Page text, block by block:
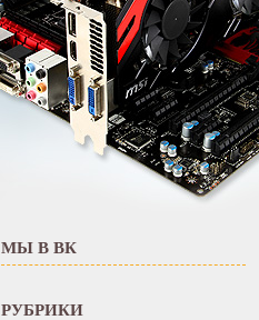
МЫ В ВК
РУБРИКИ